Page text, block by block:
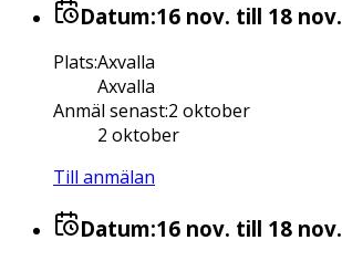
Datum:16 nov. till 18 nov.
Plats:Axvalla
Axvalla
Anmäl senast:2 oktober
2 oktober
Till anmälan
Datum:16 nov. till 18 nov.